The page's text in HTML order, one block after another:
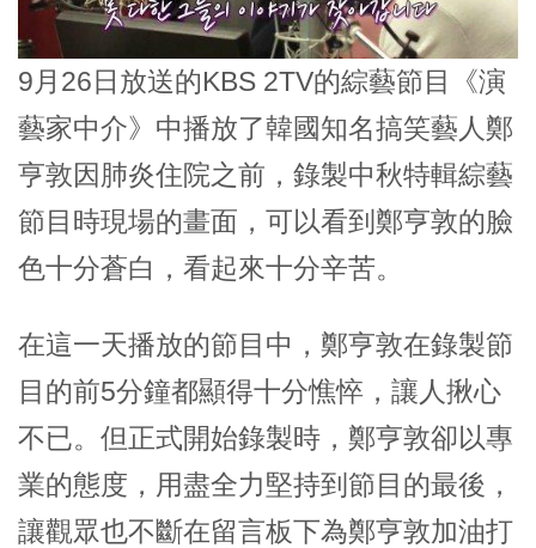
9月26日放送的KBS 2TV的綜藝節目《演
藝家中介》中播放了韓國知名搞笑藝人鄭
亨敦因肺炎住院之前，錄製中秋特輯綜藝
節目時現場的畫面，可以看到鄭亨敦的臉
色十分蒼白，看起來十分辛苦。
在這一天播放的節目中，鄭亨敦在錄製節
目的前5分鐘都顯得十分憔悴，讓人揪心
不已。但正式開始錄製時，鄭亨敦卻以專
業的態度，用盡全力堅持到節目的最後，
讓觀眾也不斷在留言板下為鄭亨敦加油打